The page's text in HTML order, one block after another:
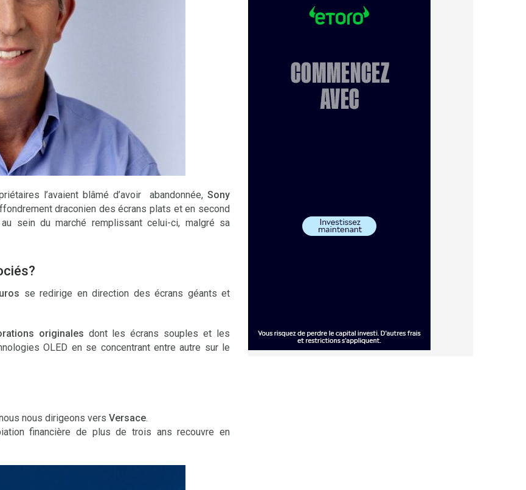
l’avaient blâmé d’avoir abandonnée, Sony
draconien des écrans plats et en second
au sein du marché remplissant celui-ci, malgré sa
se redirige en direction des écrans géants et
originales dont les écrans souples et les
OLED en se concentrant entre autre sur le
nous dirigeons vers Versace.
financière de plus de trois ans recouvre en